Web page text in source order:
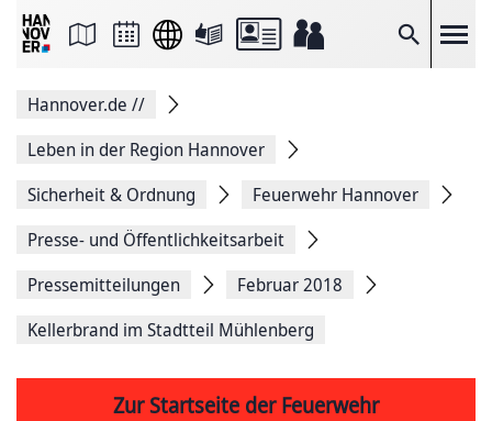
Suche
Seite
Facebook
teilen
Seitenlink
Seite
Hannover.de //
Leben in der Region Hannover
Sicherheit & Ordnung
Feuerwehr Hannover
Presse- und Öffentlichkeitsarbeit
Pressemitteilungen
Februar 2018
Kellerbrand im Stadtteil Mühlenberg
Zur Startseite der Feuerwehr